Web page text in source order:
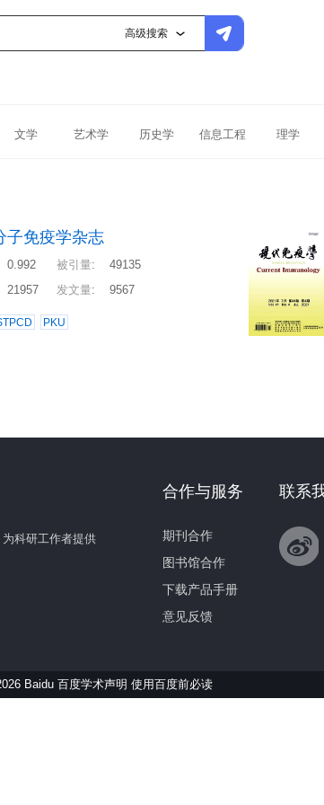
高级搜索
文学 艺术学 历史学 信息工程 理学
子免疫学杂志
0.992 被引量:
49135
21957 发文量: 9567
PKU
科研工作者提供
联系
合作与服务
期刊合作
图书馆合作
下载产品手册
意见反馈
Baidu 百度学术声明 使用百度前必读